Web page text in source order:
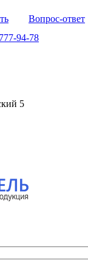
Вопрос-ответ
94-78
5